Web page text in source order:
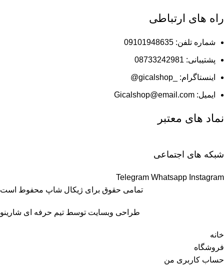
راه های ارتباطی
شماره تلفن: 09101948635
پشتیبانی: 08733242981
اینستاگرام: _gicalshop@
ایمیل: Gicalshop@email.com
نماد های معتبر
شبکه های اجتماعی
Telegram Whatsapp Instagram
تمامی حقوق برای ژیکال شاپ محفوط است
طراحی وبسایت توسط تیم حرفه ای شارینو
خانه
فروشگاه
حساب کاربری من